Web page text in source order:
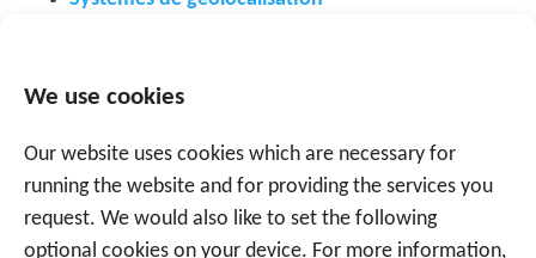
We use cookies
Our website uses cookies which are necessary for
running the website and for providing the services you
request. We would also like to set the following
optional cookies on your device. For more information,